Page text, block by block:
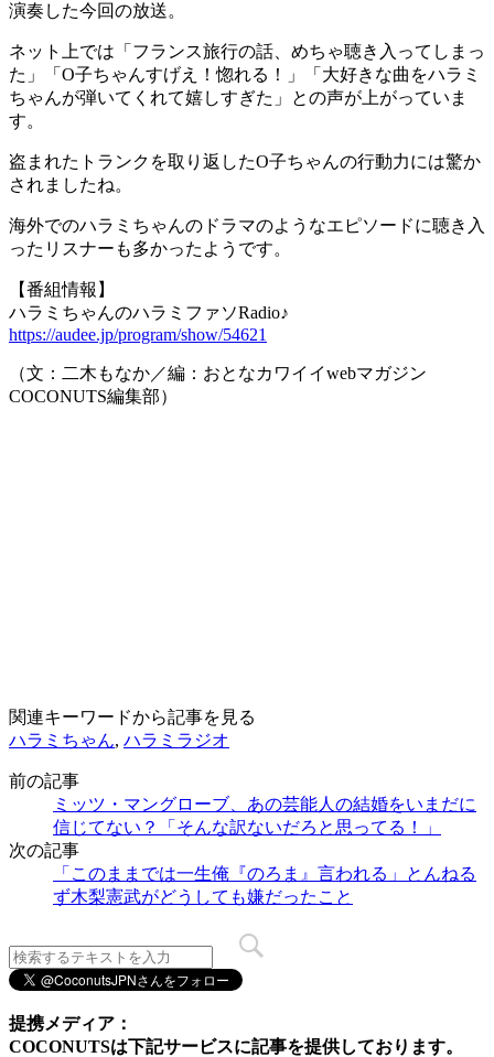
演奏した今回の放送。
ネット上では「フランス旅行の話、めちゃ聴き入ってしまっ
た」「O子ちゃんすげえ！惚れる！」「大好きな曲をハラミ
ちゃんが弾いてくれて嬉しすぎた」との声が上がっていま
す。
盗まれたトランクを取り返したO子ちゃんの行動力には驚か
されましたね。
海外でのハラミちゃんのドラマのようなエピソードに聴き入
ったリスナーも多かったようです。
【番組情報】
ハラミちゃんのハラミファソRadio♪
https://audee.jp/program/show/54621
（文：二木もなか／編：おとなカワイイwebマガジン
COCONUTS編集部）
関連キーワードから記事を見る
ハラミちゃん, ハラミラジオ
前の記事
ミッツ・マングローブ、あの芸能人の結婚をいまだに
信じてない？「そんな訳ないだろと思ってる！」
次の記事
「このままでは一生俺『のろま』言われる」とんねる
ず木梨憲武がどうしても嫌だったこと
提携メディア：
COCONUTSは下記サービスに記事を提供しております。